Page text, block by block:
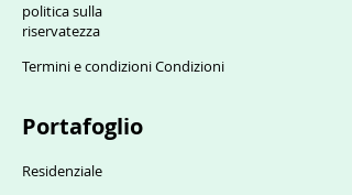
politica sulla
riservatezza
Termini e condizioni Condizioni
Portafoglio
Residenziale